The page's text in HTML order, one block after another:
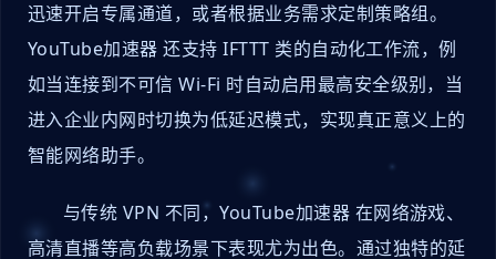
迅速开启专属通道，或者根据业务需求定制策略组。
YouTube加速器 还支持 IFTTT 类的自动化工作流，例
如当连接到不可信 Wi-Fi 时自动启用最高安全级别，当
进入企业内网时切换为低延迟模式，实现真正意义上的
智能网络助手。
与传统 VPN 不同，YouTube加速器 在网络游戏、
高清直播等高负载场景下表现尤为出色。通过独特的延